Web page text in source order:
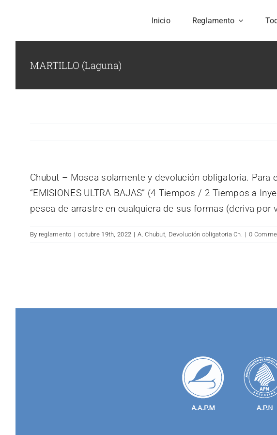
content
Inicio Reglamento
MARTILLO (Laguna)
Chubut – Mosca solamente y devolución obligatoria.
“EMISIONES ULTRA BAJAS” (4 Tiempos / 2 Tiempos a
pesca de arrastre en cualquiera de sus formas (deriva por
By reglamento | octubre 19th, 2022 | A. Chubut, Devolución obligatoria Ch. | 0